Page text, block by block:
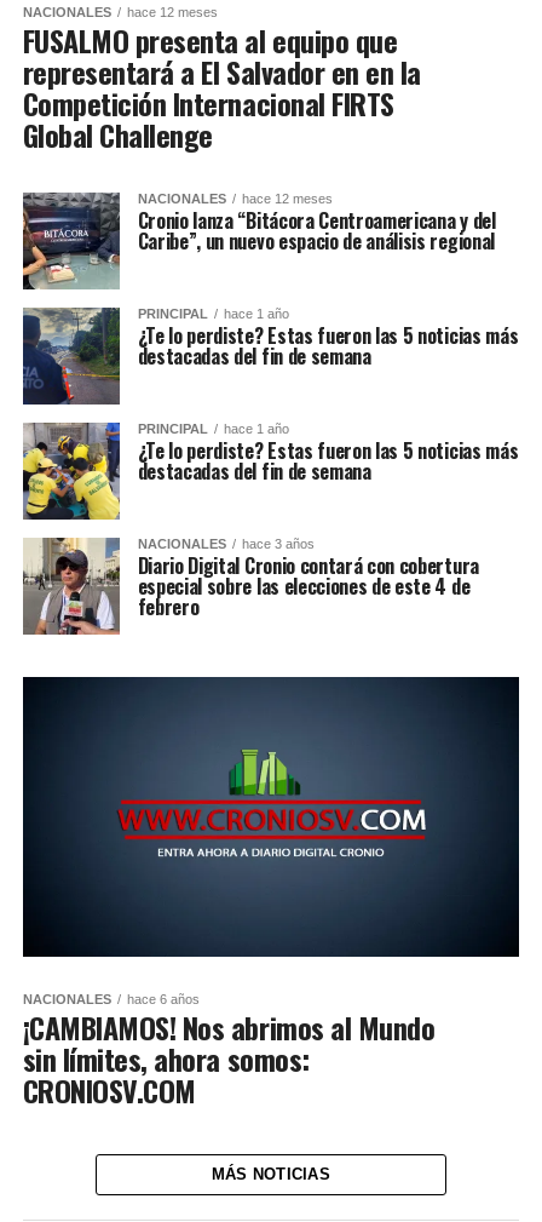
NACIONALES hace 12 meses
FUSALMO presenta al equipo que
representará a El Salvador en en la
Competición Internacional FIRTS
Global Challenge
NACIONALES hace 12 meses
Cronio lanza “Bitácora Centroamericana y del
Caribe”, un nuevo espacio de análisis regional
PRINCIPAL hace 1 año
¿Te lo perdiste? Estas fueron las 5 noticias más
destacadas del fin de semana
PRINCIPAL hace 1 año
¿Te lo perdiste? Estas fueron las 5 noticias más
destacadas del fin de semana
NACIONALES hace 3 años
Diario Digital Cronio contará con cobertura
especial sobre las elecciones de este 4 de
febrero
NACIONALES hace 6 años
¡CAMBIAMOS! Nos abrimos al Mundo
sin límites, ahora somos:
CRONIOSV.COM
MÁS NOTICIAS